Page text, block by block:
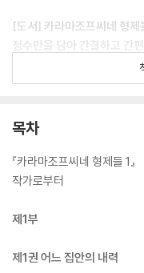
[도서] 카라마조프씨네 형제
정수만을 담아 간결하고 간편
열린책들 세계문학 모노 에
에디션이 두 번째 시즌으로
까지, 덜어 내고 또 덜어 내
한 목록과 견고한 하드커버
숙하고 쉽게 고전들을 만나
완결성을 추구했다. 대문호
목차
『카라마조프씨네 형제들 1』
작가로부터
제1부
제1권 어느 집안의 내력